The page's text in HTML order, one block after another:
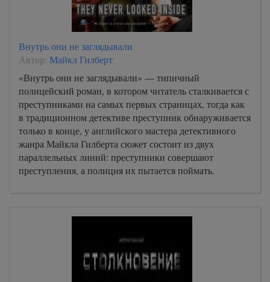
Внутрь они не заглядывали
Автор: Майкл Гилберт
«Внутрь они не заглядывали» — типичный
полицейский роман, в котором читатель сталкивается с
преступниками на самых первых страницах, тогда как
в традиционном детективе преступник обнаруживается
только в конце, у английского мастера детективного
жанра Майкла Гилберта сюжет состоит из двух
параллельных линий: преступники совершают
преступления, а полиция их пытается поймать.